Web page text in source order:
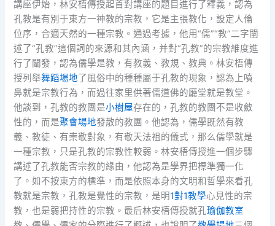
講座伊始，林安梧傳授起首對講座的題目進行了釋義，認為
孔教是有別于東方一神教的宗教，它是主張教化，設定人倫
位序，合適天然的一種宗教。通過考據，他用“儒”“教”二字闡
述了“孔教”這個詞的來源和其內涵，并對“孔教”的宗教維度進
行了闡發，認為儒學是教，有教義、教規、教典。林安梧傳
授列舉舞蹈場地了風俗中的種種屬于孔教的現象，認為上噴
鼻就是宗教行為，而過往家里供著儒道佛的廳堂就是教堂。
他談到，孔教的教團是小樹屋存在的，孔教的教團不是收斂
性的，而是聚會場地發散的教團。他認為，儒學既然有教
義、教徒、有崇敬對象，有敬天法祖的儀式，那么儒學就是
一種宗教，只是孔教的宗教性較弱。林安梧傳授進一個步驟
講述了孔教能否宗教的緣由，他認為是學界把標準獨一化
了。如不按東方的標準，而是依照本身的文明和哲學來看孔
教就是宗教，孔教是覺性的宗教，是明1對1教學心見性的宗
教，也是弱把持性的宗教。最后林安梧傳授就孔瑜伽教室